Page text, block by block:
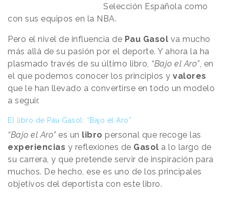
Selección Española como
con sus equipos en la NBA.
Pero el nivel de influencia de Pau Gasol va mucho
más allá de su pasión por el deporte. Y ahora la ha
plasmado través de su último libro, “Bajo el Aro”, en
el que podemos conocer los principios y valores
que le han llevado a convertirse en todo un modelo
a seguir.
El libro de Pau Gasol: “Bajo el Aro”
“Bajo el Aro”es un libro personal que recoge las
experiencias y reflexiones de Gasol a lo largo de
su carrera, y que pretende servir de inspiración para
muchos. De hecho, ese es uno de los principales
objetivos del deportista con este libro.